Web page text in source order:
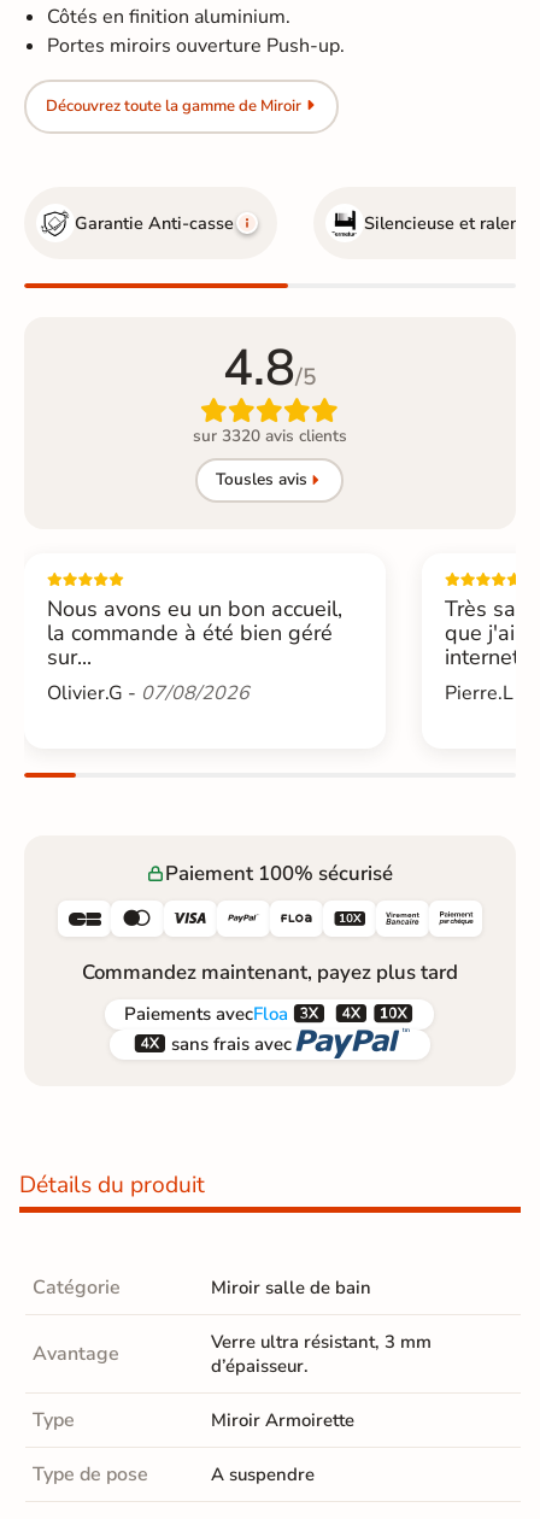
Côtés en finition aluminium.
Portes miroirs ouverture Push-up.
Découvrez toute la gamme de Miroir
Garantie Anti-casse Silencieuse et
4.8/5

sur 3320 avis clients
Tousles avis
Nous avons eu un bon accueil,
la commande à été bien géré
sur...
Olivier.G - 07/08/2026
Très
que j'ai
internet....
Pierre.L -
Paiement 100% sécurisé
     
Commandez maintenant, payez plus tard
Paiements avecFloa  
 sans frais avec 
Détails du produit
Catégorie Miroir salle de bain
Avantage
Verre ultra résistant, 3 mm
d’épaisseur.
Type Miroir Armoirette
Type de pose A suspendre